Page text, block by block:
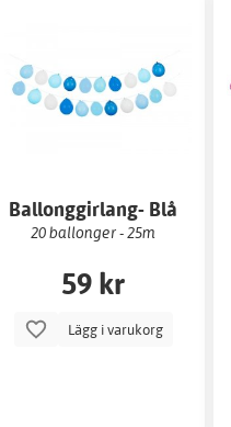
Ballonggirlang- Blå
20 ballonger - 25m
59 kr
Lägg i varukorg